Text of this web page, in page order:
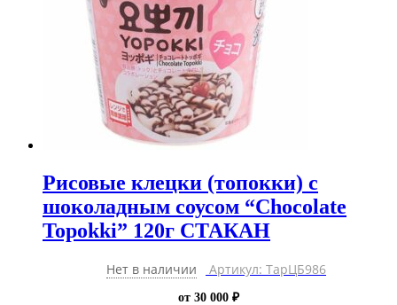
Рисовые клецки (топокки) с
шоколадным соусом “Chocolate
Topokki” 120г СТАКАН
Нет в наличии Артикул: ТарЦБ986
от 30 000 ₽